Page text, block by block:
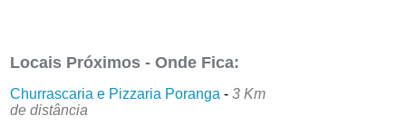
Locais Próximos - Onde Fica:
Churrascaria e Pizzaria Poranga -3 Km
de distância